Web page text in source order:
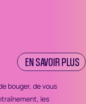
EN SAVOIR PLUS
bouger, de vous
les